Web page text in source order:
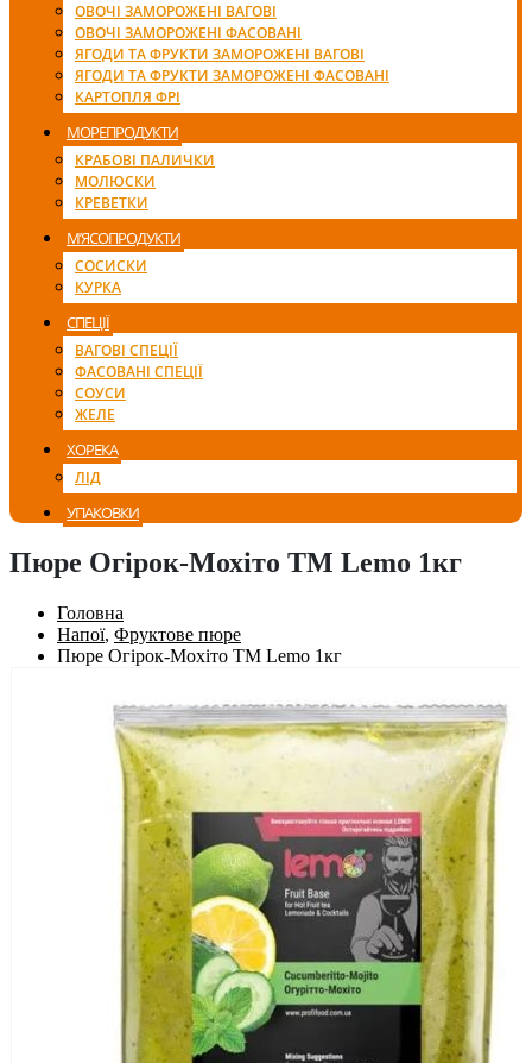
ОВОЧІ ЗАМОРОЖЕНІ ВАГОВІ
ОВОЧІ ЗАМОРОЖЕНІ ФАСОВАНІ
ЯГОДИ ТА ФРУКТИ ЗАМОРОЖЕНІ ВАГОВІ
ЯГОДИ ТА ФРУКТИ ЗАМОРОЖЕНІ ФАСОВАНІ
КАРТОПЛЯ ФРІ
МОРЕПРОДУКТИ
КРАБОВІ ПАЛИЧКИ
МОЛЮСКИ
КРЕВЕТКИ
М’ЯСОПРОДУКТИ
СОСИСКИ
КУРКА
СПЕЦІЇ
ВАГОВІ СПЕЦІЇ
ФАСОВАНІ СПЕЦІЇ
СОУСИ
ЖЕЛЕ
ХОРЕКА
ЛІД
УПАКОВКИ
Пюре Огірок-Мохіто ТМ Lemo 1кг
Головна
Напої, Фруктове пюре
Пюре Огірок-Мохіто ТМ Lemo 1кг